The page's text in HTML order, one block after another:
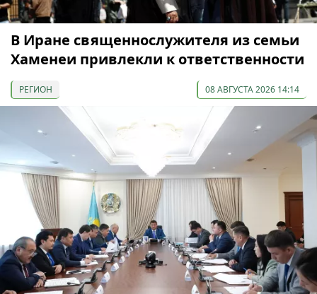
В Иране священнослужителя из семьи
Хаменеи привлекли к ответственности
РЕГИОН 08 АВГУСТА 2026 14:14